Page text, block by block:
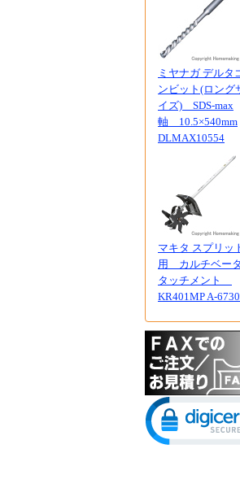
ミヤナガ デルタ
ンビット(ロング
イズ) SDS-max
軸 10.5×540mm
DLMAX10554
マキタ スプリッ
用 カルチベー
タッチメント
KR401MP A-